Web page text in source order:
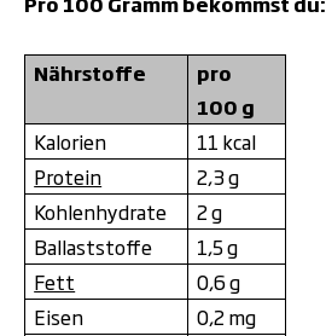
Nährstoffe
pro
100 g
Kalorien
11 kcal
Protein
2,3 g
Kohlenhydrate
2 g
Ballaststoffe
1,5 g
Fett
0,6 g
Eisen
0,2 mg